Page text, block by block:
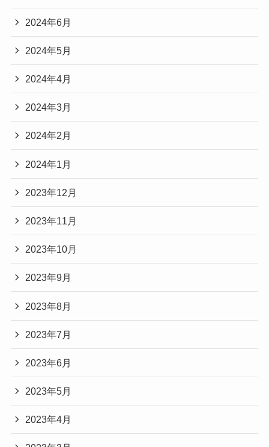
2024年6月
2024年5月
2024年4月
2024年3月
2024年2月
2024年1月
2023年12月
2023年11月
2023年10月
2023年9月
2023年8月
2023年7月
2023年6月
2023年5月
2023年4月